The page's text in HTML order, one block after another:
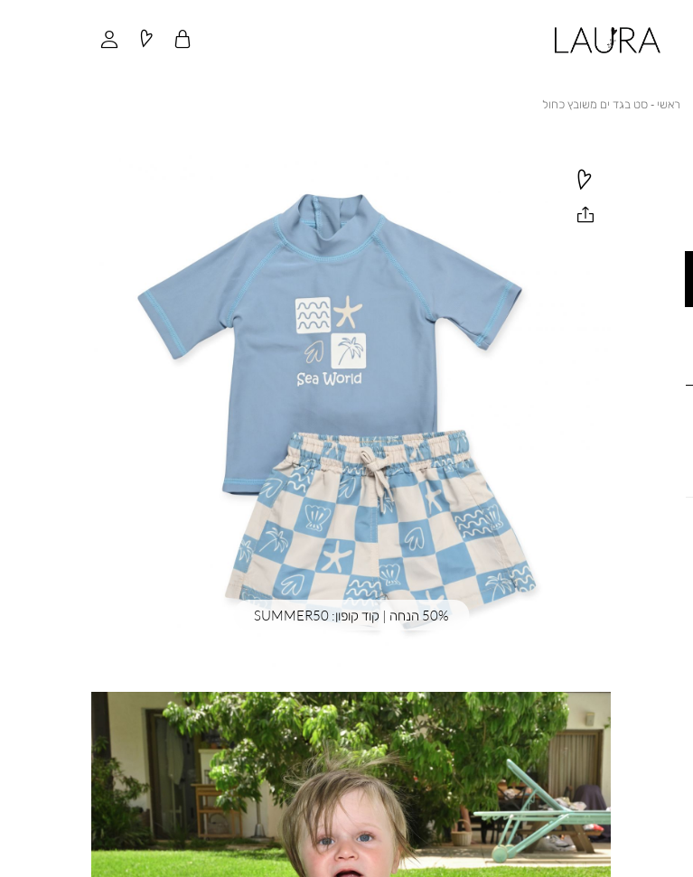
ראשי ראשי
סט בגד ים משובץ כחול
50% הנחה | קוד קופון: SUMMER50